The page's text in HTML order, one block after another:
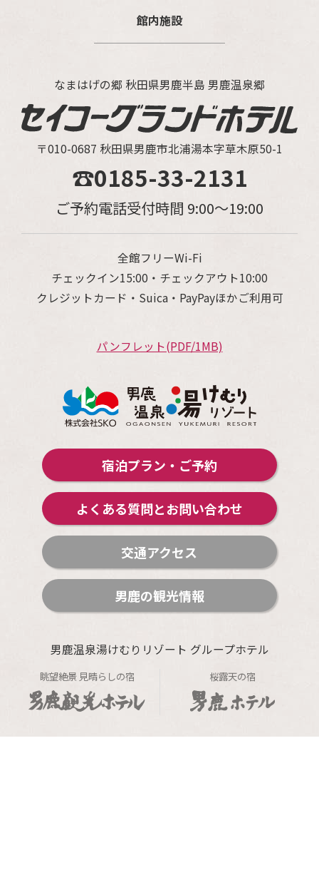
館内施設
なまはげの郷 秋田県男鹿半島 男鹿温泉郷
〒010-0687 秋田県男鹿市北浦湯本字草木原50-1
☎0185-33-2131
ご予約電話受付時間 9:00～19:00
全館フリーWi-Fi
チェックイン15:00・チェックアウト10:00
クレジットカード・Suica・PayPayほかご利用可
パンフレット(PDF/1MB)
宿泊プラン・ご予約
よくある質問とお問い合わせ
交通アクセス
男鹿の観光情報
男鹿温泉湯けむりリゾート グループホテル
眺望絶景 見晴らしの宿 桜露天の宿